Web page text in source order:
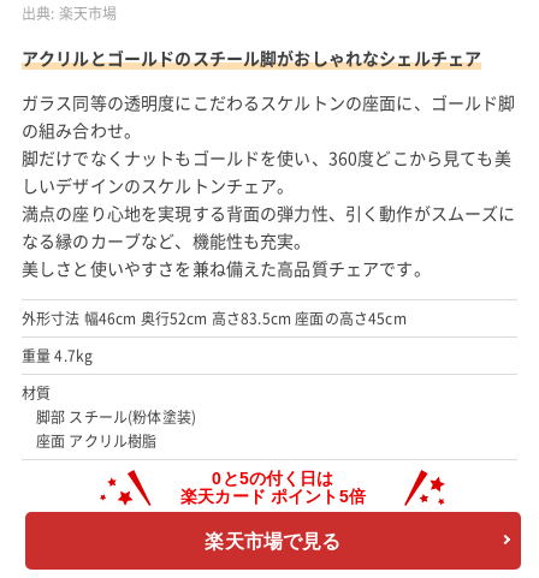
出典: 楽天市場
アクリルとゴールドのスチール脚がおしゃれなシェルチェア
ガラス同等の透明度にこだわるスケルトンの座面に、ゴールド脚
の組み合わせ。
脚だけでなくナットもゴールドを使い、360度どこから見ても美
しいデザインのスケルトンチェア。
満点の座り心地を実現する背面の弾力性、引く動作がスムーズに
なる縁のカーブなど、機能性も充実。
美しさと使いやすさを兼ね備えた高品質チェアです。
外形寸法 幅46cm 奥行52cm 高さ83.5cm 座面の高さ45cm
重量 4.7kg
材質
脚部 スチール(粉体塗装)
座面 アクリル樹脂
楽天市場で見る